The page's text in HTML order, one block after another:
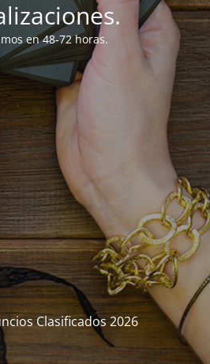
en 48-72 horas.
Clasificados 2026